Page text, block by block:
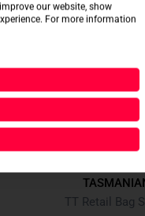
TT Retail Bag
our website, show
For more information